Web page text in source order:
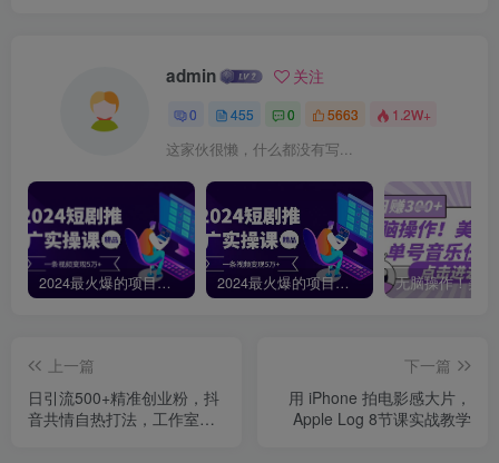
admin 关注
0 455 0 5663 1.2W+
这家伙很懒，什么都没有写...
2024最火爆的项目短剧推广实操课，一条视频变现5万+【附软件工具】 2024最火爆的项目短剧推广实操课 一条视频变现5万+(附软件工具
上一篇
日引流500+精准创业粉，抖
音共情自热打法，工作室都
下一篇
用 iPhone 拍电影感大片，
Apple Log 8节课实战教学